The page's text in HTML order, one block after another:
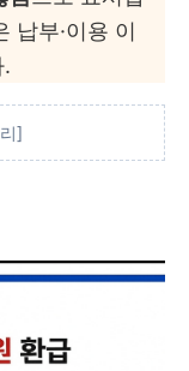
납부·이용 이
]